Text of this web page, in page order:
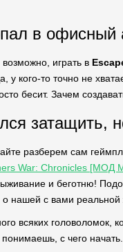
в офисный
возможно, играть в
кого-то точно не
бесит. Зачем
затащить,
разберем сам
War: Chronicles [МОД
и беготню!
нашей с вами реальной
всяких головоломок,
с чего начать.